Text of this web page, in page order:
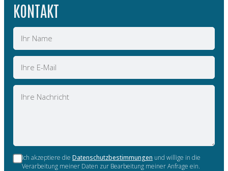
KONTAKT
Name
E-
Mail
Nachricht
Ich akzeptiere die Datenschutzbestimmungen und willige in die
Verarbeitung meiner Daten zur Bearbeitung meiner Anfrage ein.